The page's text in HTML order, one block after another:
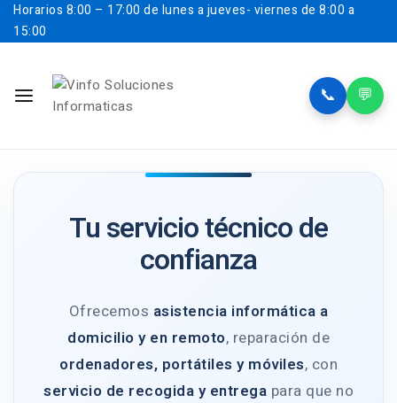
Horarios 8:00 – 17:00 de lunes a jueves- viernes de 8:00 a
15:00
📞 💬
Tu servicio técnico de
confianza
Ofrecemos asistencia informática a
domicilio y en remoto, reparación de
ordenadores, portátiles y móviles, con
servicio de recogida y entrega para que no